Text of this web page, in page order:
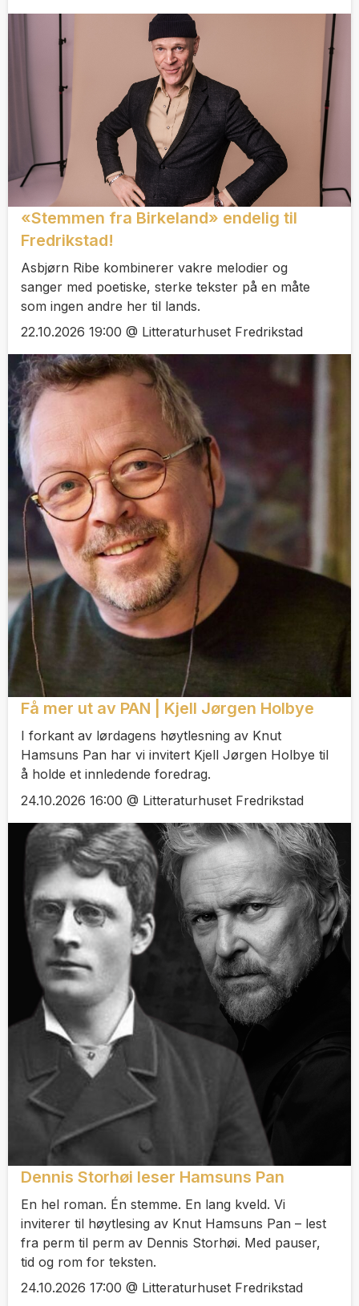
«Stemmen fra Birkeland» endelig til
Fredrikstad!
Asbjørn Ribe kombinerer vakre melodier og
sanger med poetiske, sterke tekster på en måte
som ingen andre her til lands.
22.10.2026 19:00 @ Litteraturhuset Fredrikstad
Få mer ut av PAN | Kjell Jørgen Holbye
I forkant av lørdagens høytlesning av Knut
Hamsuns Pan har vi invitert Kjell Jørgen Holbye til
å holde et innledende foredrag.
24.10.2026 16:00 @ Litteraturhuset Fredrikstad
Dennis Storhøi leser Hamsuns Pan
En hel roman. Én stemme. En lang kveld. Vi
inviterer til høytlesing av Knut Hamsuns Pan – lest
fra perm til perm av Dennis Storhøi. Med pauser,
tid og rom for teksten.
24.10.2026 17:00 @ Litteraturhuset Fredrikstad